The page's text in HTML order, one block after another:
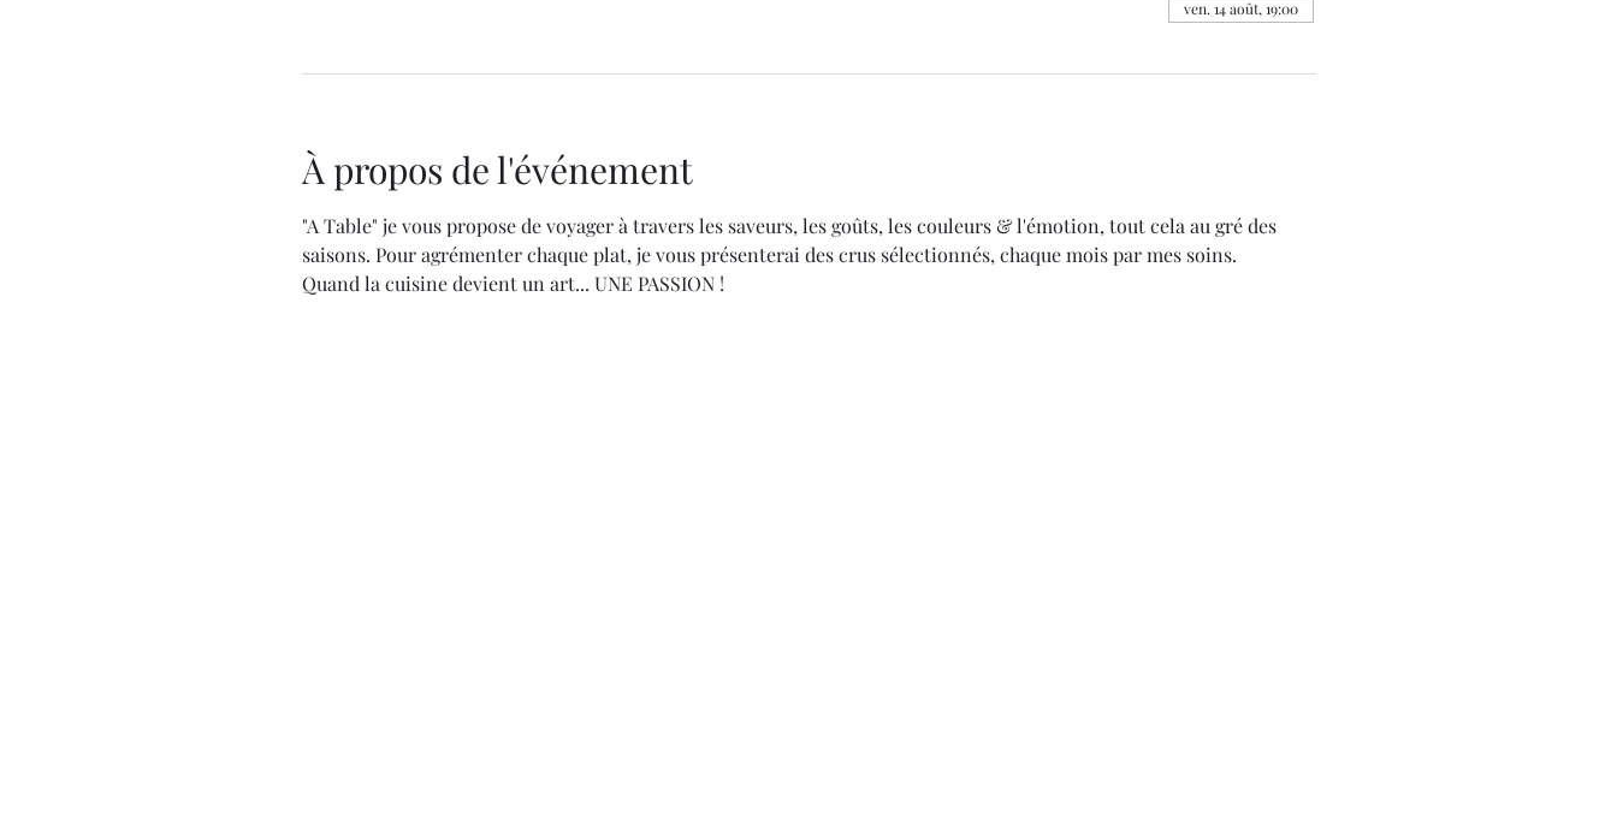
ven. 14 août, 19:00
À propos de l'événement
"A Table" je vous propose de voyager à travers les saveurs, les goûts, les couleurs & l'émotion, tout cela au gré des
saisons. Pour agrémenter chaque plat, je vous présenterai des crus sélectionnés, chaque mois par mes soins.
Quand la cuisine devient un art... UNE PASSION !